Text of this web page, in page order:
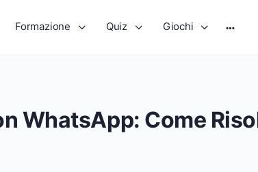
Formazione Quiz Giochi
WhatsApp: Come